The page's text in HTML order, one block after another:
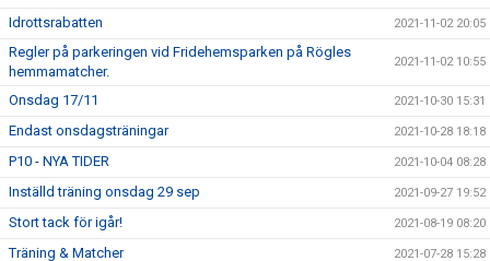
Idrottsrabatten 2021-11-02 20:05
Regler på parkeringen vid Fridehemsparken på Rögles
hemmamatcher.
2021-11-02 10:55
Onsdag 17/11 2021-10-30 15:31
Endast onsdagsträningar 2021-10-28 18:18
P10 - NYA TIDER 2021-10-04 08:28
Inställd träning onsdag 29 sep 2021-09-27 19:52
Stort tack för igår! 2021-08-19 08:20
Träning & Matcher 2021-07-28 15:28